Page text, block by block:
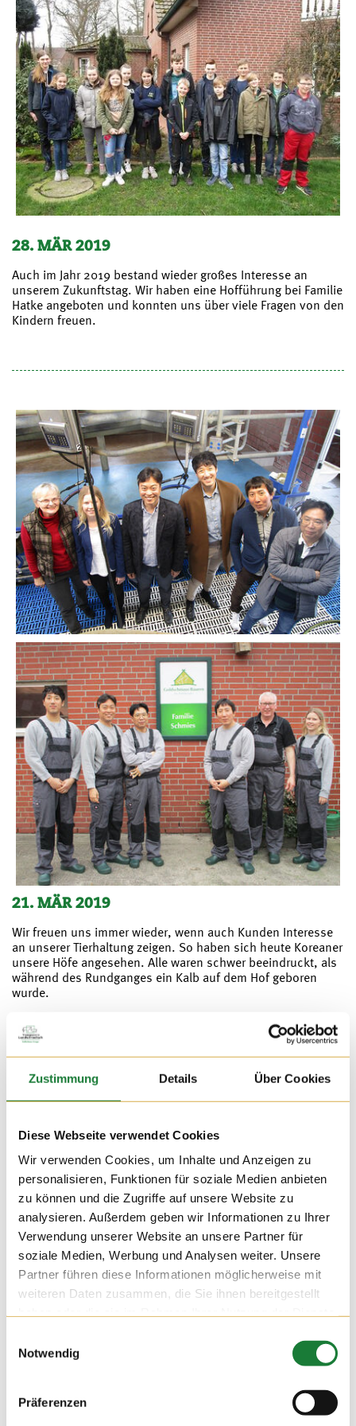
Zustimmung Details Über Cookies
Diese Webseite verwendet Cookies
Wir verwenden Cookies, um Inhalte und Anzeigen zu
personalisieren, Funktionen für soziale Medien anbieten
zu können und die Zugriffe auf unsere Website zu
analysieren. Außerdem geben wir Informationen zu Ihrer
Verwendung unserer Website an unsere Partner für
soziale Medien, Werbung und Analysen weiter. Unsere
Partner führen diese Informationen möglicherweise mit
weiteren Daten zusammen, die Sie ihnen bereitgestellt
Notwendig
Präferenzen
28. MÄR 2019
Auch im Jahr 2019 bestand wieder großes Interesse an
unserem Zukunftstag. Wir haben eine Hofführung bei Familie
Hatke angeboten und konnten uns über viele Fragen von den
Kindern freuen.
21. MÄR 2019
Wir freuen uns immer wieder, wenn auch Kunden Interesse
an unserer Tierhaltung zeigen. So haben sich heute Koreaner
unsere Höfe angesehen. Alle waren schwer beeindruckt, als
während des Rundganges ein Kalb auf dem Hof geboren
wurde.